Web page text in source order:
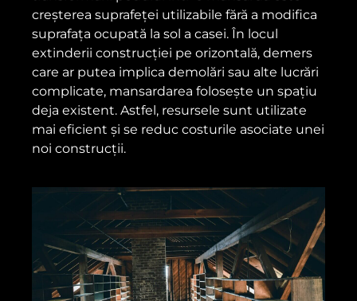
creșterea suprafeței utilizabile fără a modifica
suprafața ocupată la sol a casei. În locul
extinderii construcției pe orizontală, demers
care ar putea implica demolări sau alte lucrări
complicate, mansardarea folosește un spațiu
deja existent. Astfel, resursele sunt utilizate
mai eficient și se reduc costurile asociate unei
noi construcții.